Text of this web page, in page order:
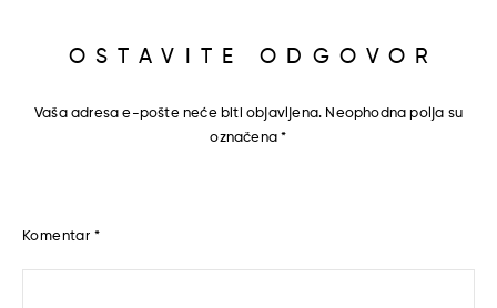
OSTAVITE ODGOVOR
Vaša adresa e-pošte neće biti objavljena. Neophodna polja su
označena*
Komentar *